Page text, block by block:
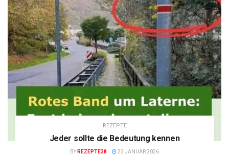
REZEPTE
Jeder sollte die Bedeutung kennen
BY REZEPTE38 23 JANUAR 2026